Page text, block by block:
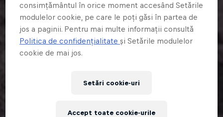
consimțământul în orice moment accesând Setările
modulelor cookie, pe care le poți găsi în partea de
jos a paginii. Pentru mai multe informații consultă
Politica de confidențialitateși Setările modulelor
cookie de mai jos.
Setări cookie-uri
Accept toate cookie-urile